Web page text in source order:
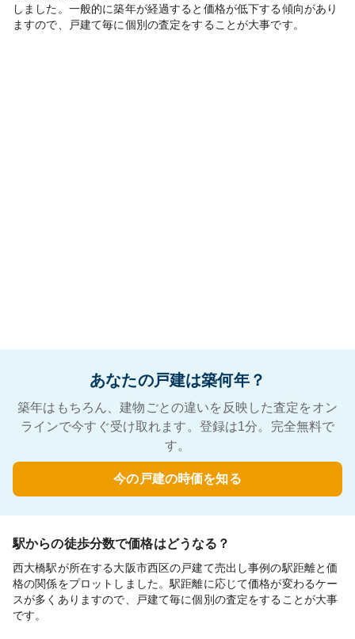
しました。一般的に築年が経過すると価格が低下する傾向があり
ますので、戸建て毎に個別の査定をすることが大事です。
あなたの戸建は築何年？
築年はもちろん、建物ごとの違いを反映した査定をオン
ラインで今すぐ受け取れます。登録は1分。完全無料で
す。
今の戸建の時価を知る
駅からの徒歩分数で価格はどうなる？
西大橋駅が所在する大阪市西区の戸建て売出し事例の駅距離と価
格の関係をプロットしました。駅距離に応じて価格が変わるケー
スが多くありますので、戸建て毎に個別の査定をすることが大事
です。